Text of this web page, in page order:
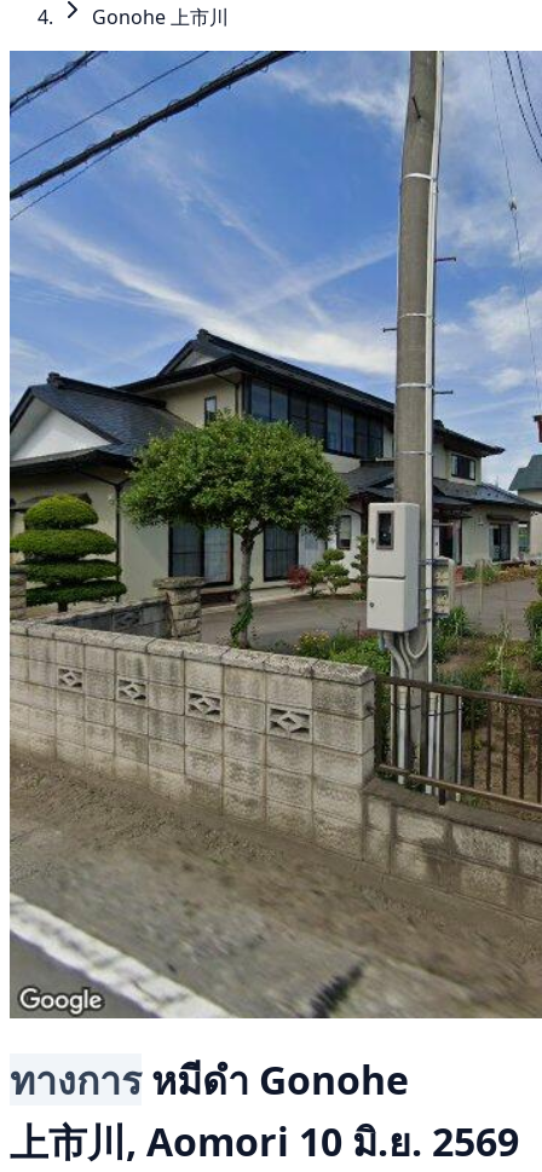
Gonohe 上市川
ทางการ หมีดำ Gonohe
上市川, Aomori 10 มิ.ย. 2569